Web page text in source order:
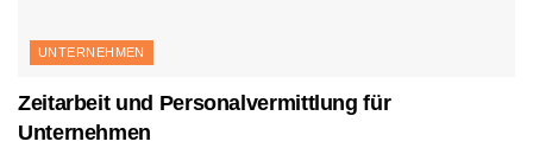
UNTERNEHMEN
Zeitarbeit und Personalvermittlung für
Unternehmen